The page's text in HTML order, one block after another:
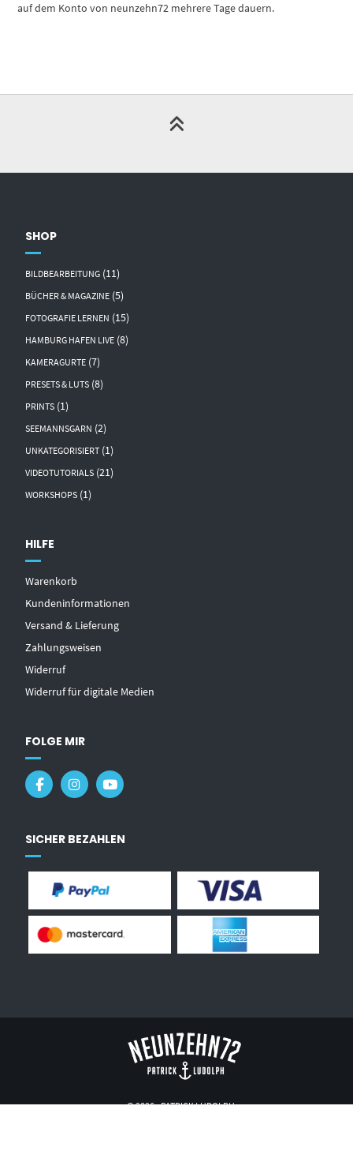
auf dem Konto von neunzehn72 mehrere Tage dauern.
SHOP
BILDBEARBEITUNG (11)
BÜCHER & MAGAZINE (5)
FOTOGRAFIE LERNEN (15)
HAMBURG HAFEN LIVE (8)
KAMERAGURTE (7)
PRESETS & LUTS (8)
PRINTS (1)
SEEMANNSGARN (2)
UNKATEGORISIERT (1)
VIDEOTUTORIALS (21)
WORKSHOPS (1)
HILFE
Warenkorb
Kundeninformationen
Versand & Lieferung
Zahlungsweisen
Widerruf
Widerruf für digitale Medien
FOLGE MIR
SICHER BEZAHLEN
© 2026 - PATRICK LUDOLPH